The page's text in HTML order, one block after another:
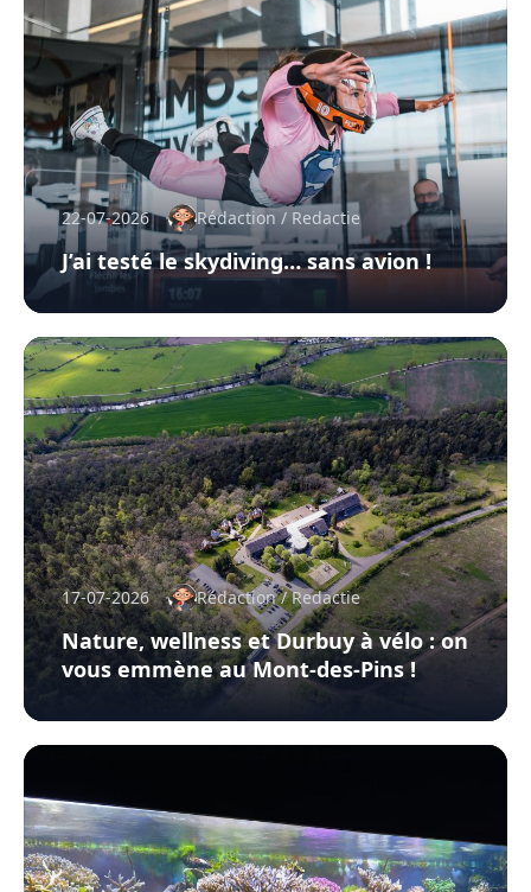
22-07-2026 Rédaction / Redactie
J’ai testé le skydiving… sans avion !
17-07-2026 Rédaction / Redactie
Nature, wellness et Durbuy à vélo : on
vous emmène au Mont-des-Pins !